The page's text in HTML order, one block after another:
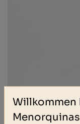
Willkommen
Menorquinas